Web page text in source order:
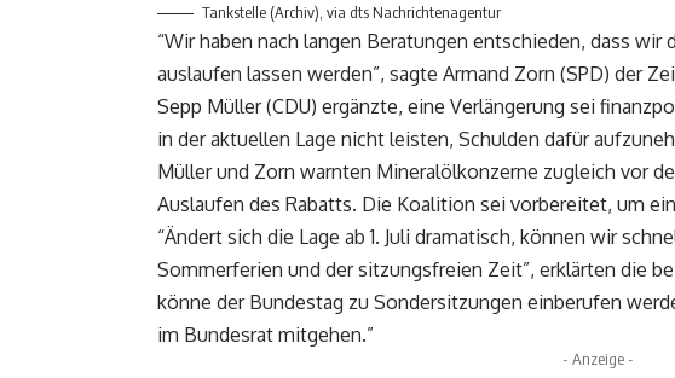
Tankstelle (Archiv), via dts Nachrichtenagentur
“Wir haben nach langen Beratungen entschieden, dass wir
auslaufen lassen werden”, sagte Armand Zorn (SPD) der
Sepp Müller (CDU) ergänzte, eine Verlängerung sei
in der aktuellen Lage nicht leisten, Schulden dafür
Müller und Zorn warnten Mineralölkonzerne zugleich vor
Auslaufen des Rabatts. Die Koalition sei vorbereitet, um
“Ändert sich die Lage ab 1. Juli dramatisch, können wir
Sommerferien und der sitzungsfreien Zeit”, erklärten die
könne der Bundestag zu Sondersitzungen einberufen
im Bundesrat mitgehen.”
- Anzeige -